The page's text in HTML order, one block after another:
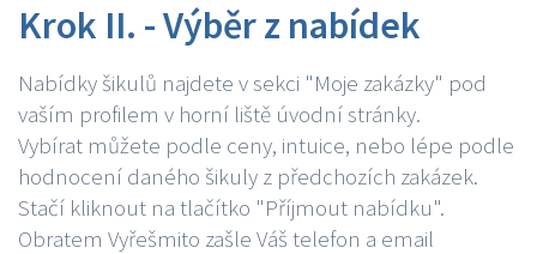
Krok II. - Výběr z nabídek
Nabídky šikulů najdete v sekci "Moje zakázky" pod
vaším profilem v horní liště úvodní stránky.
Vybírat můžete podle ceny, intuice, nebo lépe podle
hodnocení daného šikuly z předchozích zakázek.
Stačí kliknout na tlačítko "Příjmout nabídku".
Obratem Vyřešmito zašle Váš telefon a email